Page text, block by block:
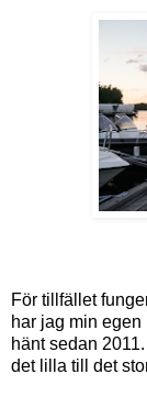
För tillfället
har jag min
hänt sedan
det lilla till det